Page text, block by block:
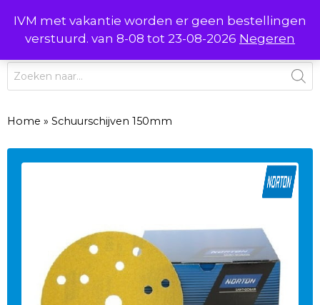
IVM met vakantie worden er geen bestellingen
verstuurd. van 8-08 tot 23-08-2026 Negeren
naar
inhoud
0 MENU
Producten
zoeken
Home » Schuurschijven 150mm